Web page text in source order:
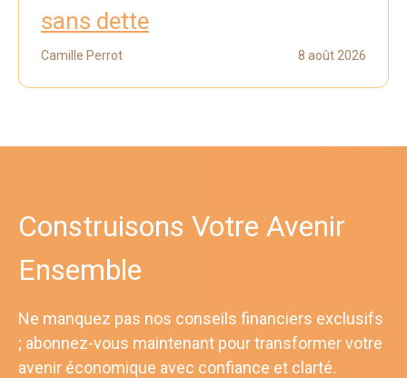
sans dette
Camille Perrot 8 août 2026
Construisons Votre Avenir
Ensemble
Ne manquez pas nos conseils financiers exclusifs
; abonnez-vous maintenant pour transformer votre
avenir économique avec confiance et clarté.